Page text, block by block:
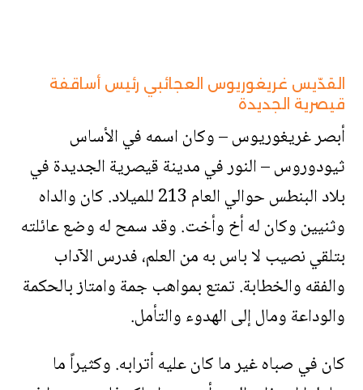
القدّيس غريغوريوس العجائبي رئيس أساقفة
قيصرية الجديدة
أبصر غريغوريوس – وكان اسمه في الأساس
ثيودوروس – النور في مدينة قيصرية الجديدة في
بلاد البنطس حوالي العام 213 للميلاد. كان والداه
وثنيين وكان له أخ وأخت. وقد سمح له وضع عائلته
بتلقي نصيب لا باس به من العلم، فدرس الآداب
والفقه والخطابة. تمتع بمواهب جمة وامتاز بالحكمة
والوداعة ومال إلى الهدوء والتأمل.
كان في صباه غير ما كان عليه أترابه. وكثيراً ما